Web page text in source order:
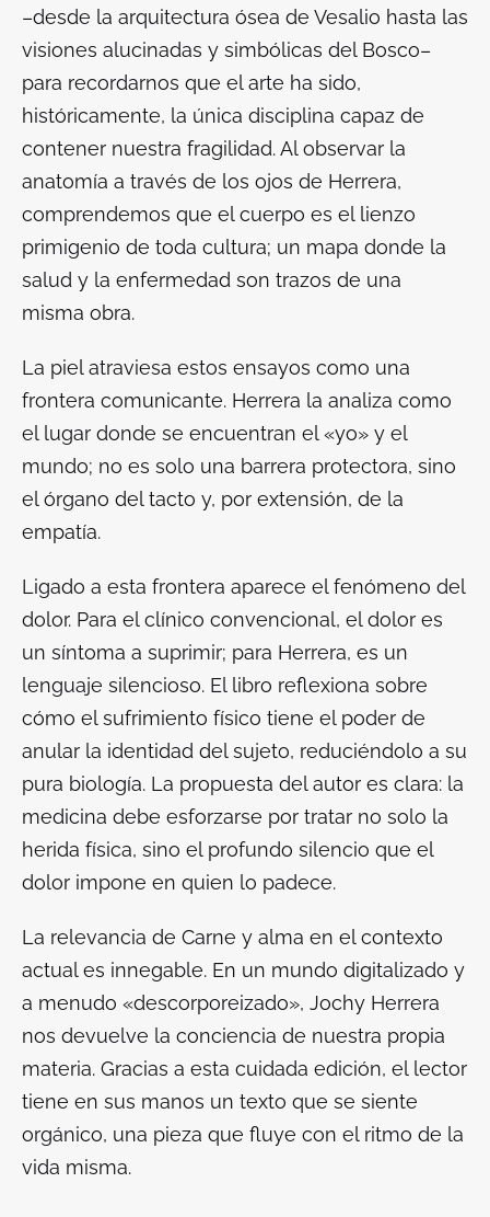
–desde la arquitectura ósea de Vesalio hasta las
visiones alucinadas y simbólicas del Bosco–
para recordarnos que el arte ha sido,
históricamente, la única disciplina capaz de
contener nuestra fragilidad. Al observar la
anatomía a través de los ojos de Herrera,
comprendemos que el cuerpo es el lienzo
primigenio de toda cultura; un mapa donde la
salud y la enfermedad son trazos de una
misma obra.
La piel atraviesa estos ensayos como una
frontera comunicante. Herrera la analiza como
el lugar donde se encuentran el «yo» y el
mundo; no es solo una barrera protectora, sino
el órgano del tacto y, por extensión, de la
empatía.
Ligado a esta frontera aparece el fenómeno del
dolor. Para el clínico convencional, el dolor es
un síntoma a suprimir; para Herrera, es un
lenguaje silencioso. El libro reflexiona sobre
cómo el sufrimiento físico tiene el poder de
anular la identidad del sujeto, reduciéndolo a su
pura biología. La propuesta del autor es clara: la
medicina debe esforzarse por tratar no solo la
herida física, sino el profundo silencio que el
dolor impone en quien lo padece.
La relevancia de Carne y alma en el contexto
actual es innegable. En un mundo digitalizado y
a menudo «descorporeizado», Jochy Herrera
nos devuelve la conciencia de nuestra propia
materia. Gracias a esta cuidada edición, el lector
tiene en sus manos un texto que se siente
orgánico, una pieza que fluye con el ritmo de la
vida misma.